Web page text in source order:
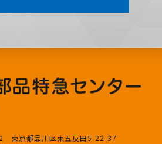
東京都品川区東五反田5-22-37